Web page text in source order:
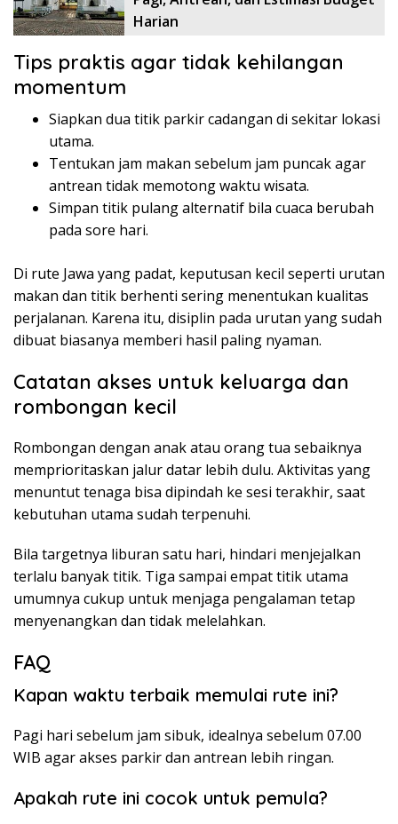
Harian
Tips praktis agar tidak kehilangan
momentum
Siapkan dua titik parkir cadangan di sekitar lokasi
utama.
Tentukan jam makan sebelum jam puncak agar
antrean tidak memotong waktu wisata.
Simpan titik pulang alternatif bila cuaca berubah
pada sore hari.
Di rute Jawa yang padat, keputusan kecil seperti urutan
makan dan titik berhenti sering menentukan kualitas
perjalanan. Karena itu, disiplin pada urutan yang sudah
dibuat biasanya memberi hasil paling nyaman.
Catatan akses untuk keluarga dan
rombongan kecil
Rombongan dengan anak atau orang tua sebaiknya
memprioritaskan jalur datar lebih dulu. Aktivitas yang
menuntut tenaga bisa dipindah ke sesi terakhir, saat
kebutuhan utama sudah terpenuhi.
Bila targetnya liburan satu hari, hindari menjejalkan
terlalu banyak titik. Tiga sampai empat titik utama
umumnya cukup untuk menjaga pengalaman tetap
menyenangkan dan tidak melelahkan.
FAQ
Kapan waktu terbaik memulai rute ini?
Pagi hari sebelum jam sibuk, idealnya sebelum 07.00
WIB agar akses parkir dan antrean lebih ringan.
Apakah rute ini cocok untuk pemula?